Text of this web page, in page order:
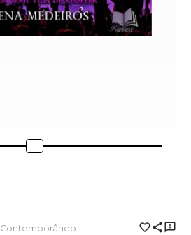
Contemporâneo